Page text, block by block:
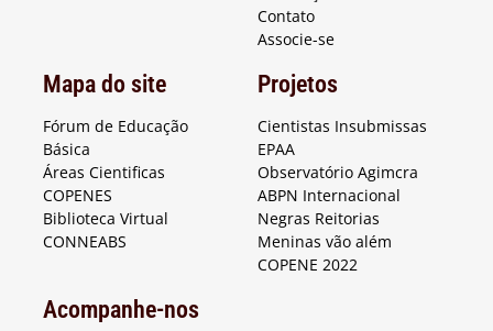
Contato
Associe-se
Mapa do site
Fórum de Educação
Básica
Áreas Cientificas
COPENES
Biblioteca Virtual
CONNEABS
Projetos
Cientistas Insubmissas
EPAA
Observatório Agimcra
ABPN Internacional
Negras Reitorias
Meninas vão além
COPENE 2022
Acompanhe-nos